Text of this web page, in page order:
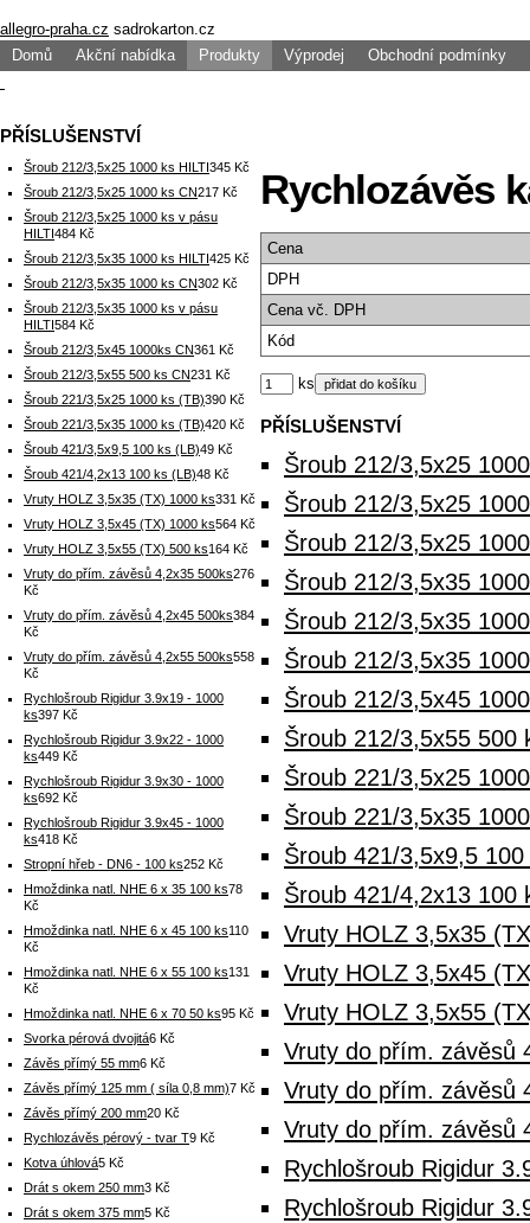
allegro-praha.cz sadrokarton.cz
Domů
Akční nabídka Produkty Výprodej Obchodní podmínky
Rychlozávěs
Cena
DPH
Cenavč. DPH
Kód
ks
PŘÍSLUŠENSTVÍ
Šroub 212/3,5x25
Šroub 212/3,5x25
Šroub 212/3,5x25
Šroub 212/3,5x35
Šroub 212/3,5x35
Šroub 212/3,5x35
Šroub 212/3,5x45
Šroub 212/3,5x55 500
Šroub 221/3,5x25
Šroub 221/3,5x35
Šroub 421/3,5x9,5
Šroub 421/4,2x13 100
Vruty HOLZ 3,5x35
Vruty HOLZ 3,5x45
Vruty HOLZ 3,5x55
Vruty do přím. závěsů
Vruty do přím. závěsů
Vruty do přím. závěsů
Rychlošroub Rigidur
Rychlošroub Rigidur
PŘÍSLUŠENSTVÍ
Šroub 212/3,5x25 1000 ks HILTI345 Kč
Šroub 212/3,5x25 1000 ks CN217 Kč
Šroub 212/3,5x25 1000 ks v pásu
HILTI484 Kč
Šroub 212/3,5x35 1000 ks HILTI425 Kč
Šroub 212/3,5x35 1000 ks CN302 Kč
Šroub 212/3,5x35 1000 ks v pásu
HILTI584 Kč
Šroub 212/3,5x45 1000ks CN361 Kč
Šroub 212/3,5x55 500 ks CN231 Kč
Šroub 221/3,5x25 1000 ks (TB)390 Kč
Šroub 221/3,5x35 1000 ks (TB)420 Kč
Šroub 421/3,5x9,5 100 ks (LB)49 Kč
Šroub 421/4,2x13 100 ks (LB)48 Kč
Vruty HOLZ 3,5x35 (TX) 1000 ks331 Kč
Vruty HOLZ 3,5x45 (TX) 1000 ks564 Kč
Vruty HOLZ 3,5x55 (TX) 500 ks164 Kč
Vruty do přím. závěsů 4,2x35 500ks276
Kč
Vruty do přím. závěsů 4,2x45 500ks384
Kč
Vruty do přím. závěsů 4,2x55 500ks558
Kč
Rychlošroub Rigidur 3.9x19 - 1000
ks397 Kč
Rychlošroub Rigidur 3.9x22 - 1000
ks449 Kč
Rychlošroub Rigidur 3.9x30 - 1000
ks692 Kč
Rychlošroub Rigidur 3.9x45 - 1000
ks418 Kč
Stropní hřeb - DN6 - 100 ks252 Kč
Hmoždinka natl. NHE 6 x 35 100 ks78
Kč
Hmoždinka natl. NHE 6 x 45 100 ks110
Kč
Hmoždinka natl. NHE 6 x 55 100 ks131
Kč
Hmoždinka natl. NHE 6 x 70 50 ks95 Kč
Svorka pérová dvojitá6 Kč
Závěs přímý 55 mm6 Kč
Závěs přímý 125 mm ( síla 0,8 mm)7 Kč
Závěs přímý 200 mm20 Kč
Rychlozávěs pérový - tvar T9 Kč
Kotva úhlová5 Kč
Drát s okem 250 mm3 Kč
Drát s okem 375 mm5 Kč